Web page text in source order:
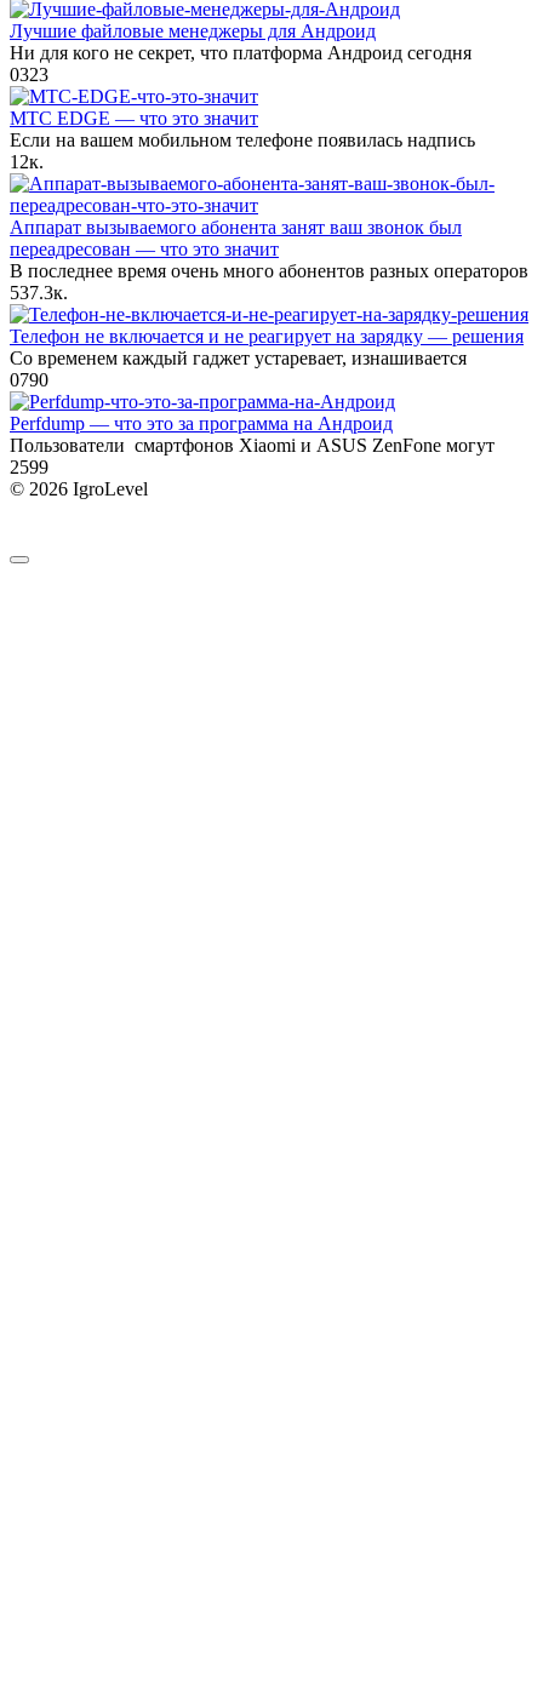
Лучшие файловые менеджеры для Андроид
Ни для кого не секрет, что платформа Андроид сегодня
0323
МТС EDGE — что это значит
Если на вашем мобильном телефоне появилась надпись
1 2к.
Аппарат вызываемого абонента занят ваш звонок был
переадресован — что это значит
В последнее время очень много абонентов разных операторов
537.3к.
Телефон не включается и не реагирует на зарядку — решения
Со временем каждый гаджет устаревает, изнашивается
0790
Perfdump — что это за программа на Андроид
Пользователи смартфонов Xiaomi и ASUS ZenFone могут
2599
© 2026 IgroLevel